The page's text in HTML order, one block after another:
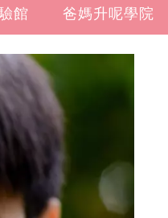
館 爸媽升呢學院